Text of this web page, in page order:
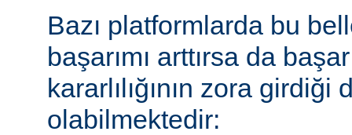
Bazı platformlarda bu
başarımı arttırsa da
kararlılığının zora girdiği
olabilmektedir: